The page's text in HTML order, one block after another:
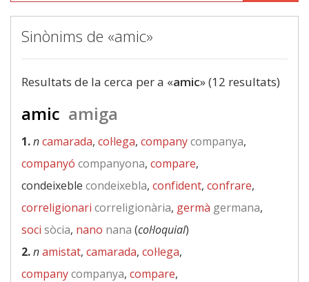
Sinònims de «amic»
Resultats de la cerca per a «amic» (12 resultats)
amic amiga
1.ncamarada, col·lega, companycompanya,
companyó companyona, compare,
condeixeble condeixebla, confident, confrare,
correligionari correligionària, germà germana,
soci sòcia, nano nana (col·loquial)
2.namistat, camarada, col·lega,
companycompanya, compare,